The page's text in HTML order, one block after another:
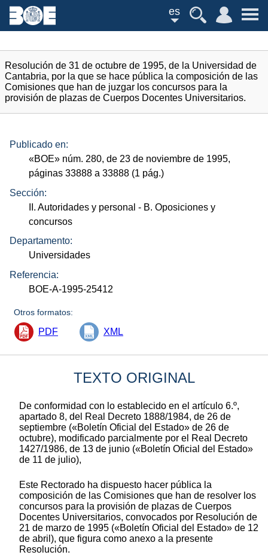
es
Resolución de 31 de octubre de 1995, de la Universidad de
Cantabria, por la que se hace pública la composición de las
Comisiones que han de juzgar los concursos para la
provisión de plazas de Cuerpos Docentes Universitarios.
Publicado en:
«BOE» núm. 280, de 23 de noviembre de 1995,
páginas 33888 a 33888 (1 pág.)
Sección:
II. Autoridades y personal - B. Oposiciones y
concursos
Departamento:
Universidades
Referencia:
BOE-A-1995-25412
Otros formatos:
PDF XML
TEXTO ORIGINAL
De conformidad con lo establecido en el artículo 6.º,
apartado 8, del Real Decreto 1888/1984, de 26 de
septiembre («Boletín Oficial del Estado» de 26 de
octubre), modificado parcialmente por el Real Decreto
1427/1986, de 13 de junio («Boletín Oficial del Estado»
de 11 de julio),
Este Rectorado ha dispuesto hacer pública la
composición de las Comisiones que han de resolver los
concursos para la provisión de plazas de Cuerpos
Docentes Universitarios, convocados por Resolución de
21 de marzo de 1995 («Boletín Oficial del Estado» de 12
de abril), que figura como anexo a la presente
Resolución.